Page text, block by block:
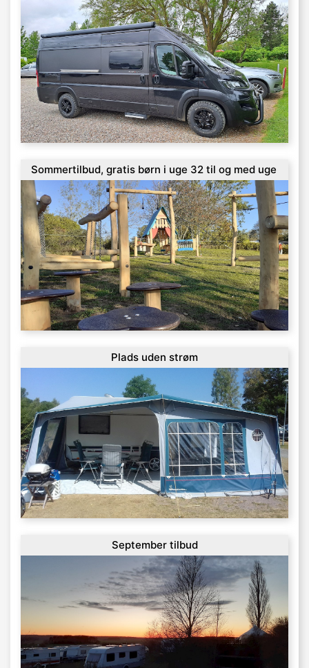
Sommertilbud, gratis børn i uge 32 til og med uge
34
Plads uden strøm
September tilbud